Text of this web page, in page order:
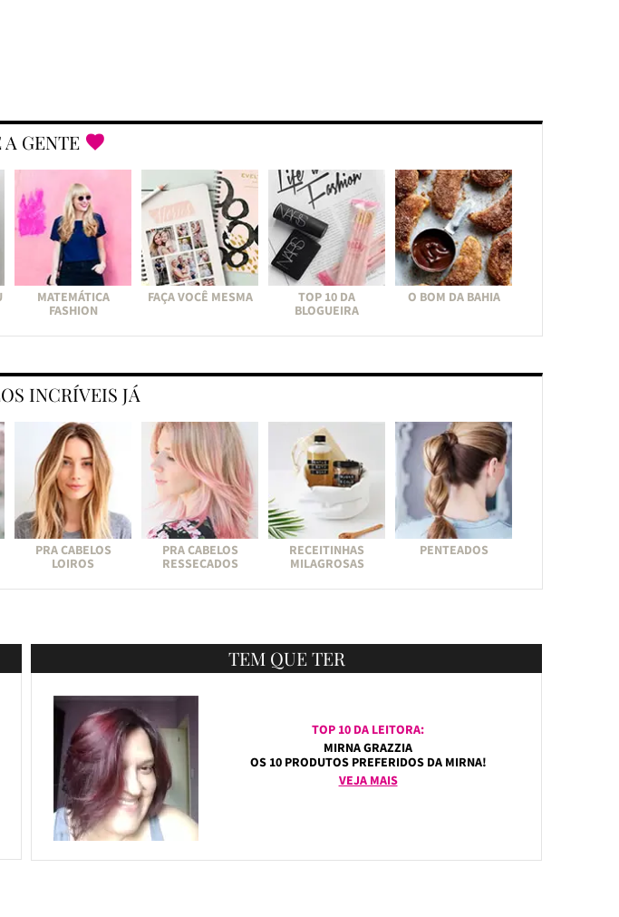
A GENTE
MATEMÁTICA
FASHION
FAÇA VOCÊ MESMA
TOP 10 DA
BLOGUEIRA
O BOM DA BAHIA
INCRÍVEIS JÁ
PRA CABELOS
LOIROS
PRA CABELOS
RESSECADOS
RECEITINHAS
MILAGROSAS
PENTEADOS
TEM QUE TER
TOP 10 DA LEITORA:
MIRNA GRAZZIA
OS 10 PRODUTOS PREFERIDOS DA MIRNA!
VEJA MAIS